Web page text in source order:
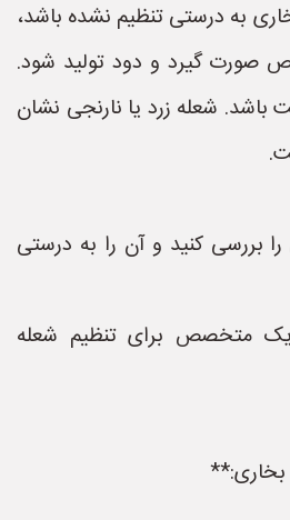
به درستی تنظیم نشده باشد،
صورت گیرد و دود تولید شود.
باشد. شعله زرد یا نارنجی نشان
بررسی کنید و آن را به درستی
متخصص برای تنظیم شعله